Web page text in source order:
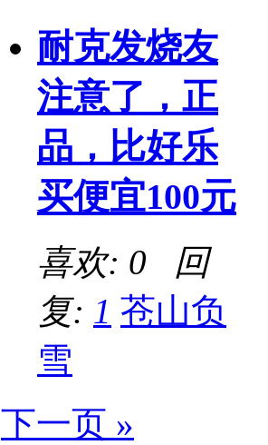
耐克发烧友
注意了，正
品，比好乐
买便宜100元
喜欢: 0 回
复: 1 苍山负
雪
下一页 »